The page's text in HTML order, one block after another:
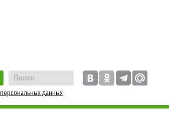
персональных данных